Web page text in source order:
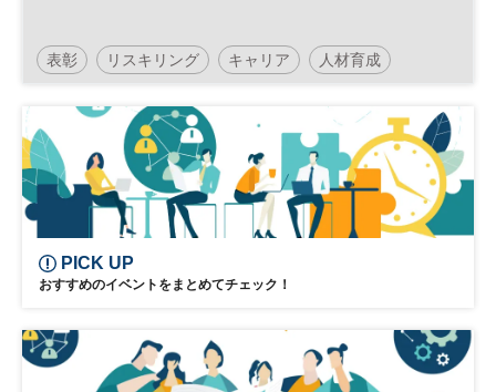
表彰 リスキリング キャリア 人材育成
参加無料
PICK UP
おすすめのイベントをまとめてチェック！